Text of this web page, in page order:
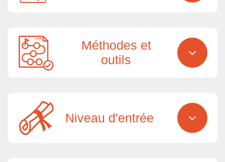
Méthodes et
outils
Niveau d'entrée